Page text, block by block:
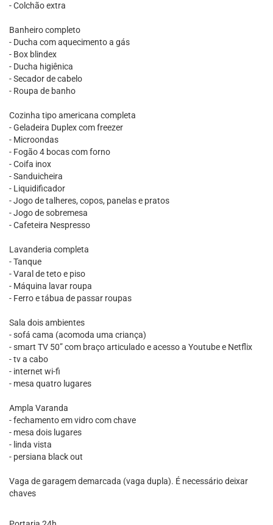
- Colchão extra
Banheiro completo
- Ducha com aquecimento a gás
- Box blindex
- Ducha higiênica
- Secador de cabelo
- Roupa de banho
Cozinha tipo americana completa
- Geladeira Duplex com freezer
- Microondas
- Fogão 4 bocas com forno
- Coifa inox
- Sanduicheira
- Liquidificador
- Jogo de talheres, copos, panelas e pratos
- Jogo de sobremesa
- Cafeteira Nespresso
Lavanderia completa
- Tanque
- Varal de teto e piso
- Máquina lavar roupa
- Ferro e tábua de passar roupas
Sala dois ambientes
- sofá cama (acomoda uma criança)
- smart TV 50” com braço articulado e acesso a Youtube e Netflix
- tv a cabo
- internet wi-fi
- mesa quatro lugares
Ampla Varanda
- fechamento em vidro com chave
- mesa dois lugares
- linda vista
- persiana black out
Vaga de garagem demarcada (vaga dupla). É necessário deixar
chaves